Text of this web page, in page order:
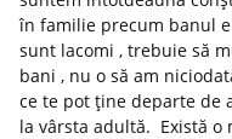
în familie precum banul
sunt lacomi , trebuie să
bani , nu o să am
ce te pot ține departe de
la vârsta adultă. Există